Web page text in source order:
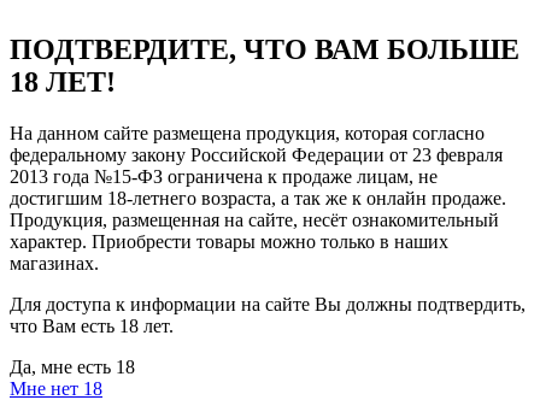
ПОДТВЕРДИТЕ, ЧТО ВАМ БОЛЬШЕ
18 ЛЕТ!
На данном сайте размещена продукция, которая согласно
федеральному закону Российской Федерации от 23 февраля
2013 года №15-ФЗ ограничена к продаже лицам, не
достигшим 18-летнего возраста, а так же к онлайн продаже.
Продукция, размещенная на сайте, несёт ознакомительный
характер. Приобрести товары можно только в наших
магазинах.
Для доступа к информации на сайте Вы должны подтвердить,
что Вам есть 18 лет.
Да, мне есть 18
Мне нет 18